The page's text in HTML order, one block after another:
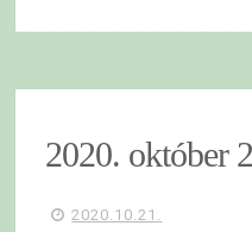
2020. október
2020.10.21.